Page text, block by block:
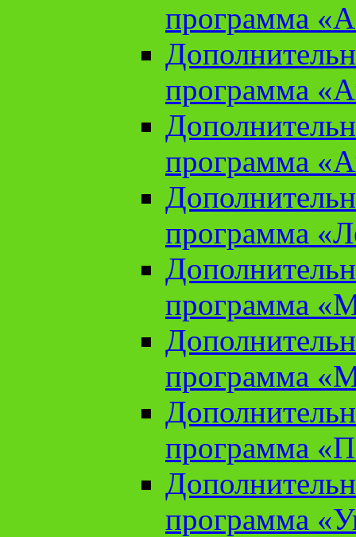
программа
программа
программа
программа
программа
программа
программа
программа